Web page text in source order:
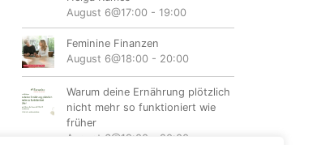
August 6@17:00- 19:00
Feminine Finanzen
August 6@18:00- 20:00
Warum deine Ernährung plötzlich
nicht mehr so funktioniert wie
früher
August 6@19:00
20:00